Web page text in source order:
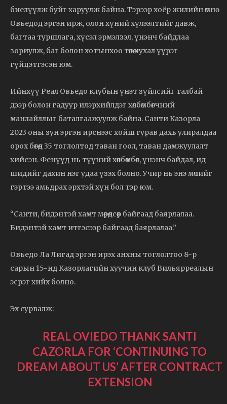
биелүүлж буйг харуулж байна. Тэрээр хоёр жилийн өмнө
Овьедод эргэн ирж, олон хүний ​​хүлээлтийг давж,
багтаа туршлага, хүсэл эрмэлзэл, үнэнч байдлаа
зориулж, баг болон хотынхоо төлөө чухал үүрэг
гүйцэтгэсэн юм.
Ийнхүү Реал Овьедо клубын үнэт зүйлсийг талбай
дээр болон гадуур илэрхийлдэг хөлбөмбөгчний
манлайллыг баталгаажуулж байна. Санти Казорла
2023 оны зун эргэн ирснээс хойш гурав дахь улиралдаа
орох бөгөөд 35 тоглолтод таван гоол, таван дамжуулалт
хийсэн. Фенүүд нь түүний хөлбөмбөг, үнэнч байдал, ид
шидийг дахин нэг удаа үзэх болно. Учир нь энэ мөчийг
гэртээ амьдрах эрхтэй хүн бол тэр юм.
“Санти, бидэнтэй хамт мөрөөдсөөр байгаад баярлалаа.
Бидэнтэй хамт итгэсээр байгаад баярлалаа.”
Овьедо Ла Лигад эргэн ирэх анхны тоглолтоо 8-р
сарын 15-нд Казорлагийн хуучин клуб Вильярреалын
эсрэг хийх болно.
Эх сурвалж:
REAL OVIEDO THANK SANTI
CAZORLA FOR ‘CONTINUING TO
DREAM ABOUT US’ AFTER CONTRACT
EXTENSION